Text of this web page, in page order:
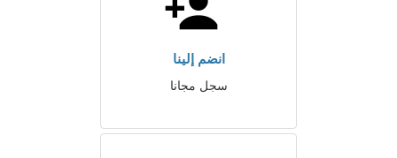
انضم إلينا
سجل مجانا